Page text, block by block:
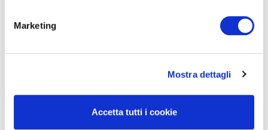
Marketing
Mostra dettagli
Accetta tutti i cookie